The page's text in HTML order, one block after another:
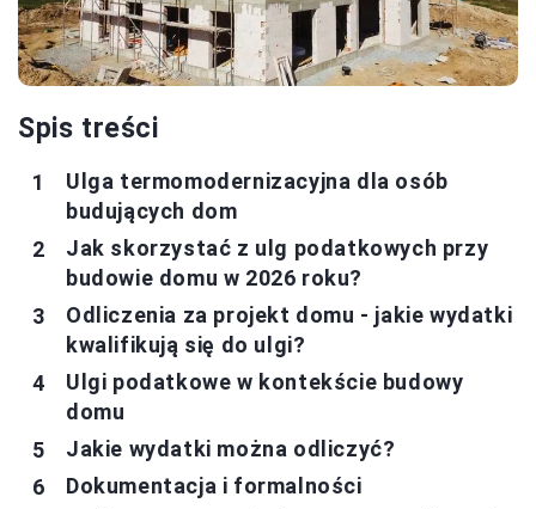
Spis treści
Ulga termomodernizacyjna dla osób
budujących dom
Jak skorzystać z ulg podatkowych przy
budowie domu w 2026 roku?
Odliczenia za projekt domu - jakie wydatki
kwalifikują się do ulgi?
Ulgi podatkowe w kontekście budowy
domu
Jakie wydatki można odliczyć?
Dokumentacja i formalności